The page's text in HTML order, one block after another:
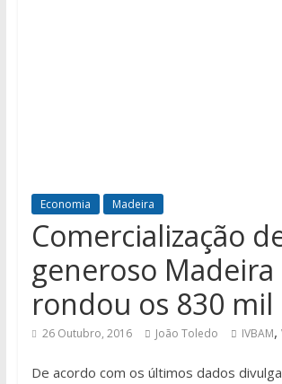
Economia Madeira
Comercialização
generoso Madeira
rondou os 830
26 Outubro, 2016 João Toledo IVBAM,
De acordo com os últimos dados